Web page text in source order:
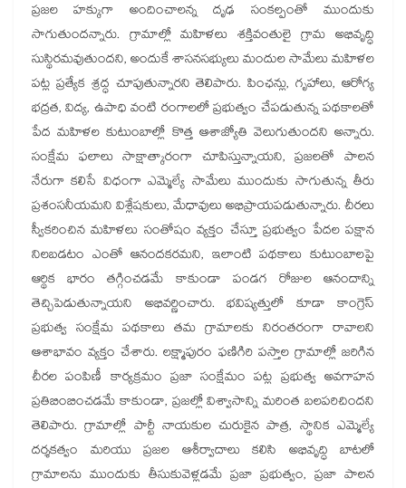
ప్రజల హక్కుగా అందించాలన్న దృఢ సంకల్పంతో ముందుకు
సాగుతుందన్నారు. గ్రామాల్లో మహిళలు శక్తివంతులై గ్రామ అభివృద్ధి
సుస్థిరమవుతుందని, అందుకే శాసనసభ్యులు మందుల సామేలు మహిళల
పట్ల ప్రత్యేక శ్రద్ధ చూపుతున్నారని తెలిపారు. పింఛన్లు, గృహాలు, ఆరోగ్య
భద్రత, విద్య, ఉపాధి వంటి రంగాలలో ప్రభుత్వం చేపడుతున్న పథకాలతో
పేద మహిళల కుటుంబాల్లో కొత్త ఆశాజ్యోతి వెలుగుతుందని అన్నారు.
సంక్షేమ ఫలాలు సాక్షాత్కారంగా చూపిస్తున్నాయని, ప్రజలతో పాలన
నేరుగా కలిసే విధంగా ఎమ్మెల్యే సామేలు ముందుకు సాగుతున్న తీరు
ప్రశంసనీయమని విశ్లేషకులు, మేధావులు అభిప్రాయపడుతున్నారు. చీరలు
స్వీకరించిన మహిళలు సంతోషం వ్యక్తం చేస్తూ ప్రభుత్వం పేదల పక్షాన
నిలబడటం ఎంతో ఆనందకరమని, ఇలాంటి పథకాలు కుటుంబాలపై
ఆర్థిక భారం తగ్గించడమే కాకుండా పండగ రోజుల ఆనందాన్ని
తెచ్చిపెడుతున్నాయని అభివర్ణించారు. భవిష్యత్తులో కూడా కాంగ్రెస్
ప్రభుత్వ సంక్షేమ పథకాలు తమ గ్రామాలకు నిరంతరంగా రావాలని
ఆశాభావం వ్యక్తం చేశారు. లక్ష్మాపురం ఫణిగిరి పస్తాల గ్రామాల్లో జరిగిన
చీరల పంపిణీ కార్యక్రమం ప్రజా సంక్షేమం పట్ల ప్రభుత్వ అవగాహన
ప్రతిబింబించడమే కాకుండా, ప్రజల్లో విశ్వాసాన్ని మరింత బలపరిచిందని
తెలిపారు. గ్రామాల్లో పార్టీ నాయకుల చురుకైన పాత్ర, స్థానిక ఎమ్మెల్యే
దర్శకత్వం మరియు ప్రజల ఆశీర్వాదాలు కలిసి అభివృద్ధి బాటలో
గ్రామాలను ముందుకు తీసుకువెళ్లడమే ప్రజా ప్రభుత్వం, ప్రజా పాలన